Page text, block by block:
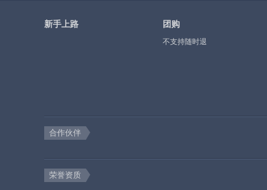
新手上路 团购
不支持随时退
合作伙伴
荣誉资质